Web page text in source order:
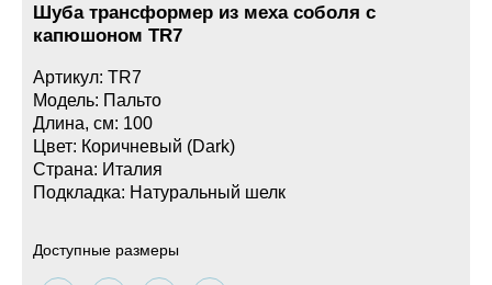
Шуба трансформер из меха соболя с
капюшоном TR7
Артикул: TR7
Модель: Пальто
Длина, см: 100
Цвет: Коричневый (Dark)
Страна: Италия
Подкладка: Натуральный шелк
Доступные размеры